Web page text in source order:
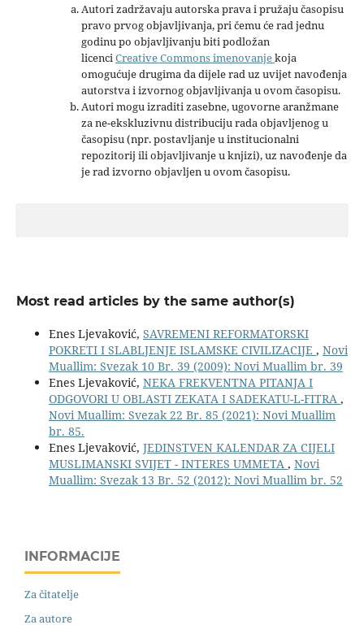
Autori zadržavaju autorska prava i pružaju časopisu
pravo prvog objavljivanja, pri čemu će rad jednu
godinu po objavljivanju biti podložan
licenciCreative Commons imenovanjekoja
omogućuje drugima da dijele rad uz uvijet navođenja
autorstva i izvornog objavljivanja u ovom časopisu.
Autori mogu izraditi zasebne, ugovorne aranžmane
za ne-ekskluzivnu distribuciju rada objavljenog u
časopisu (npr. postavljanje u institucionalni
repozitorij ili objavljivanje u knjizi), uz navođenje da
je rad izvorno objavljen u ovom časopisu.
Most read articles by the same author(s)
Enes Ljevaković, SAVREMENI REFORMATORSKI
POKRETI I SLABLJENJE ISLAMSKE CIVILIZACIJE , Novi
Muallim: Svezak 10 Br. 39 (2009): Novi Muallim br. 39
Enes Ljevaković, NEKA FREKVENTNA PITANJA I
ODGOVORI U OBLASTI ZEKATA I SADEKATU-L-FITRA ,
Novi Muallim: Svezak 22 Br. 85 (2021): Novi Muallim
br. 85.
Enes Ljevaković, JEDINSTVEN KALENDAR ZA CIJELI
MUSLIMANSKI SVIJET - INTERES UMMETA , Novi
Muallim: Svezak 13 Br. 52 (2012): Novi Muallim br. 52
INFORMACIJE
Za čitatelje
Za autore